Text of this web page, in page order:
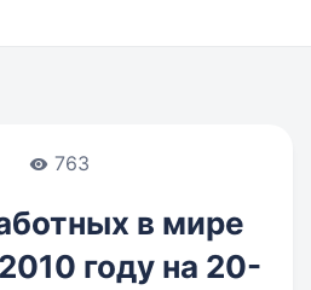
763
в мире
году на 20-